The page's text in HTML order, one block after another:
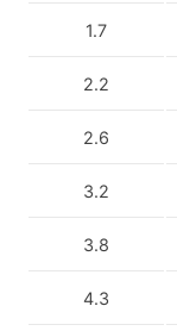
1.7
2.2
2.6
3.2
3.8
4.3